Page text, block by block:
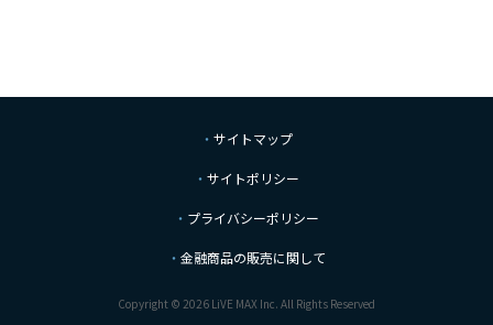
サイトマップ
サイトポリシー
プライバシーポリシー
金融商品の販売に関して
Copyright © 2026 LiVE MAX Inc. All Rights Reserved